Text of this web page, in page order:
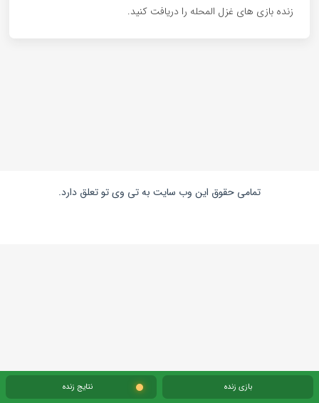
زنده بازی های غزل المحله را دریافت کنید.
تمامی حقوق این وب سایت به تی وی تو تعلق دارد.
بازی زنده نتایج زنده